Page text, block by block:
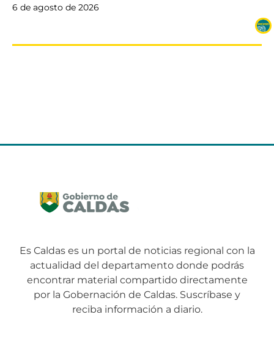
6 de agosto de 2026
Es Caldas es un portal de noticias regional con la
actualidad del departamento donde podrás
encontrar material compartido directamente
por la Gobernación de Caldas. Suscríbase y
reciba información a diario.